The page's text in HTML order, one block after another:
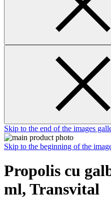
Skip to the end of the images
Skip to the beginning of the
Propolis cu
ml, Transvital